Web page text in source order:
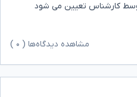
کارشناس تعیین می شود
مشاهده دیدگاه‌ها ( ۰